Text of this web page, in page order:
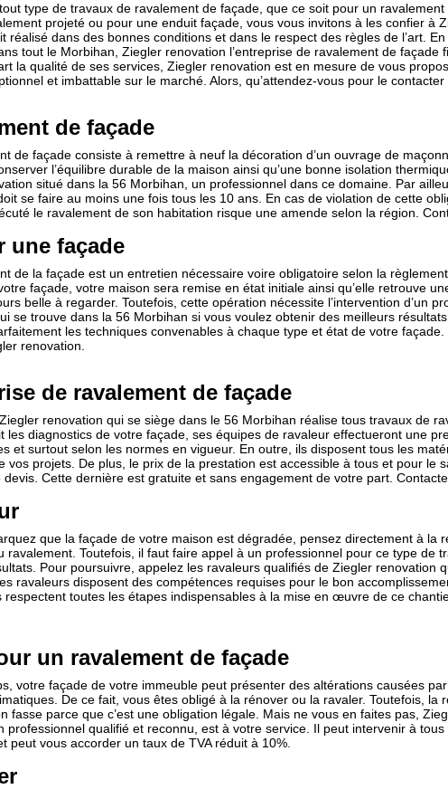
type de travaux de ravalement de façade, que ce soit pour un
projeté ou pour une enduit façade, vous vous invitons à les confier à
réalisé dans des bonnes conditions et dans le respect des règles de l’art.
tout le Morbihan, Ziegler renovation l’entreprise de ravalement de façade
la qualité de ses services, Ziegler renovation est en mesure de vous
et imbattable sur le marché. Alors, qu’attendez-vous pour le contacter
de façade
de façade consiste à remettre à neuf la décoration d’un ouvrage de
l’équilibre durable de la maison ainsi qu’une bonne isolation
situé dans la 56 Morbihan, un professionnel dans ce domaine. Par
se faire au moins une fois tous les 10 ans. En cas de violation de cette
le ravalement de son habitation risque une amende selon la région.
une façade
de la façade est un entretien nécessaire voire obligatoire selon la
façade, votre maison sera remise en état initiale ainsi qu’elle retrouve
belle à regarder. Toutefois, cette opération nécessite l’intervention d’un
se trouve dans la 56 Morbihan si vous voulez obtenir des meilleurs
les techniques convenables à chaque type et état de votre façade.
renovation.
de ravalement de façade
Ziegler renovation qui se siège dans le 56 Morbihan réalise tous travaux de
les diagnostics de votre façade, ses équipes de ravaleur effectueront une
et surtout selon les normes en vigueur. En outre, ils disposent tous les
vos projets. De plus, le prix de la prestation est accessible à tous et pour le
Cette dernière est gratuite et sans engagement de votre part.
que la façade de votre maison est dégradée, pensez directement à la
ravalement. Toutefois, il faut faire appel à un professionnel pour ce type de
Pour poursuivre, appelez les ravaleurs qualifiés de Ziegler renovation
ravaleurs disposent des compétences requises pour le bon
respectent toutes les étapes indispensables à la mise en œuvre de ce
un ravalement de façade
votre façade de votre immeuble peut présenter des altérations causées
De ce fait, vous êtes obligé à la rénover ou la ravaler. Toutefois, la
fasse parce que c’est une obligation légale. Mais ne vous en faites pas,
professionnel qualifié et reconnu, est à votre service. Il peut intervenir à
peut vous accorder un taux de TVA réduit à 10%.